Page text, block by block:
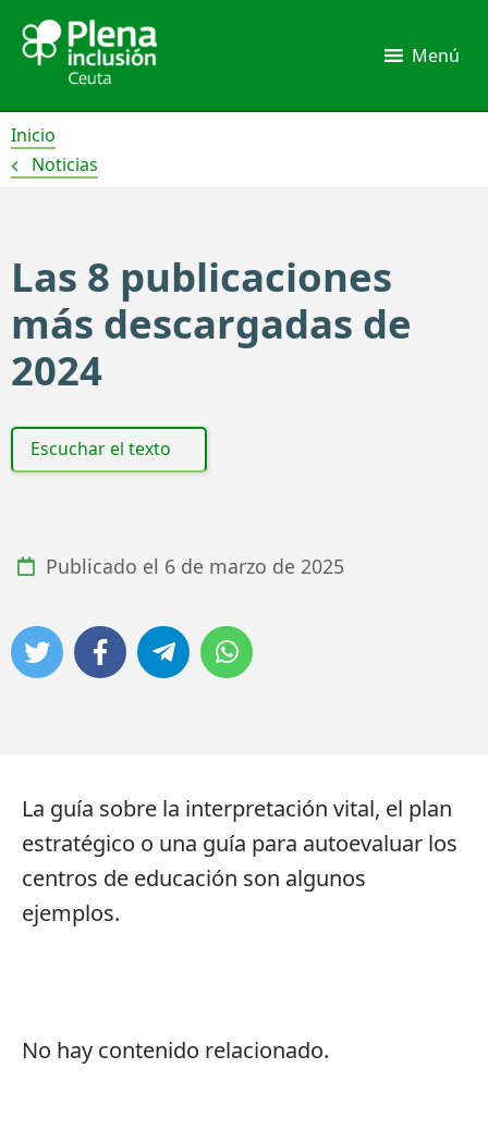
contenido
Menú
Inicio
Noticias
Las 8 publicaciones
más descargadas de
2024
Escuchar el texto
Publicado el 6 de marzo de 2025
La guía sobre la interpretación vital, el plan
estratégico o una guía para autoevaluar los
centros de educación son algunos
ejemplos.
No hay contenido relacionado.